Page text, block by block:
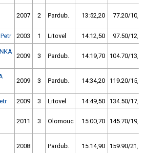
2007 2 Pardub. 13:52,20 77.20/10,2
2003 1 Litovel 14:12,50 97.50/12,9
2009 3 Pardub. 14:19,70 104.70/13,9
2009 3 Pardub. 14:34,20 119.20/15,8
2009 3 Litovel 14:49,50 134.50/17,8
2011 3 Olomouc 15:00,70 145.70/19,3
2008 Pardub. 15:14,90 159.90/21,2